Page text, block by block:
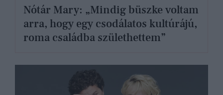
Nótár Mary: „Mindig büszke voltam
arra, hogy egy csodálatos kultúrájú,
roma családba születhettem”